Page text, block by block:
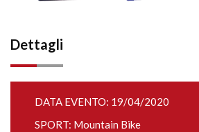
Dettagli
DATA EVENTO: 19/04/2020
SPORT: Mountain Bike